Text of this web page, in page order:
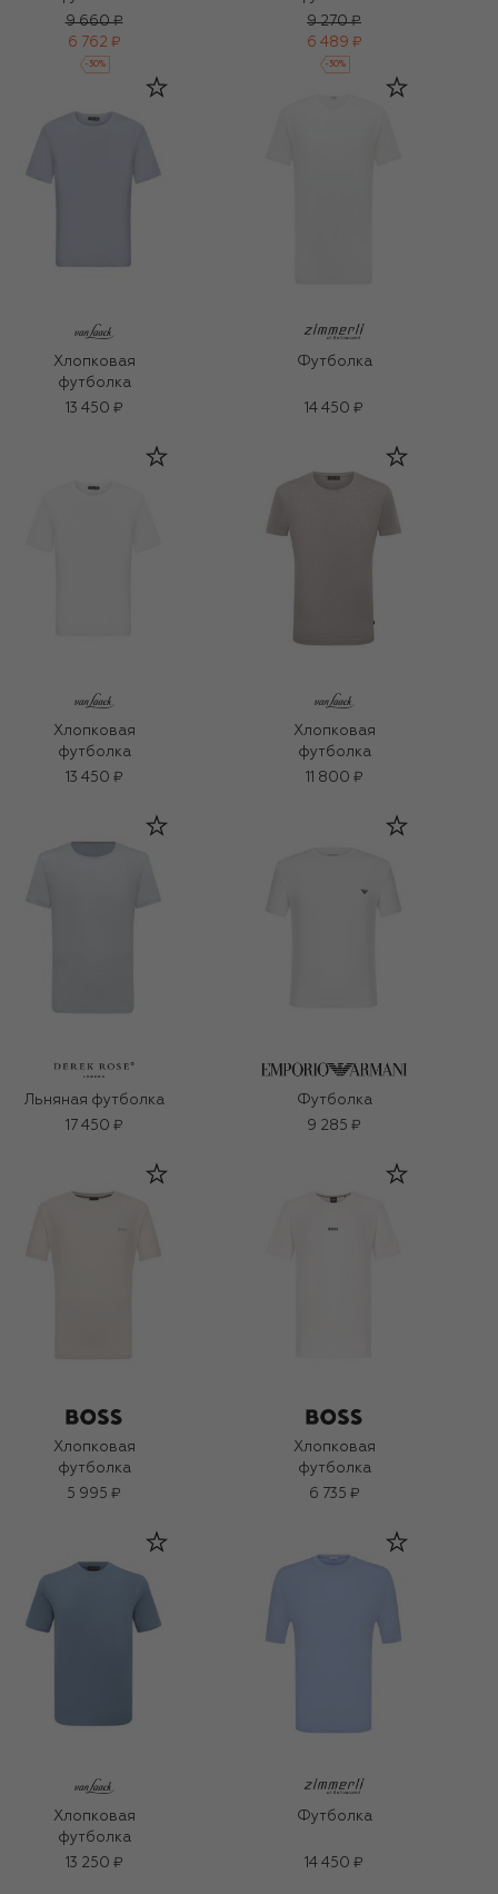
9 660 ₽
6 762 ₽
-30%
9 270 ₽
6 489 ₽
-30%
Хлопковая
футболка
13 450 ₽
Футболка
14 450 ₽
Хлопковая
футболка
13 450 ₽
Хлопковая
футболка
11 800 ₽
Льняная футболка
17 450 ₽
Футболка
9 285 ₽
Хлопковая
футболка
5 995 ₽
Хлопковая
футболка
6 735 ₽
Хлопковая
футболка
13 250 ₽
Футболка
14 450 ₽